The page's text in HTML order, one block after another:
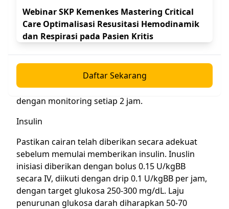
Jika kadar kalium < 3.3 mEq/L maka pemberian
insulin dapat ditunda. Jika kadar kalium 3.3-5.0
mEq/L, maka kombinasi kalium klorida: kalium
fosfat (2:1) dapat diberikan dengan dosis 20-30
mEq setiap liter cairan intravena yang diberikan.
Jika kadar kalium > 5.0 mEq/L, maka kadar kalium
harus diturunkan hingga dibawah 5.0 mEq/L
dengan monitoring setiap 2 jam.
Insulin
Pastikan cairan telah diberikan secara adekuat
sebelum memulai memberikan insulin. Inuslin
inisiasi diberikan dengan bolus 0.15 U/kgBB
secara IV, diikuti dengan drip 0.1 U/kgBB per jam,
dengan target glukosa 250-300 mg/dL. Laju
penurunan glukosa darah diharapkan 50-70
Webinar SKP Kemenkes Mastering Critical
Care Optimalisasi Resusitasi Hemodinamik
dan Respirasi pada Pasien Kritis
Daftar Sekarang